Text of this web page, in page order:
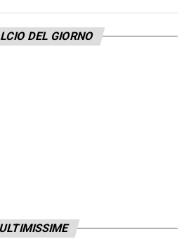
basa su un prestito
di euro, con diritto di
DEL GIORNO
ULTIMISSIME